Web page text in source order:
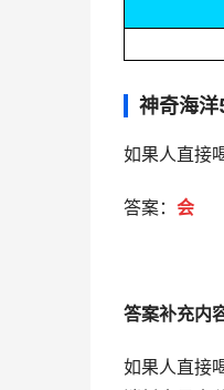
神奇海
如果人直接
答案： 会
答案补充内
如果人直接